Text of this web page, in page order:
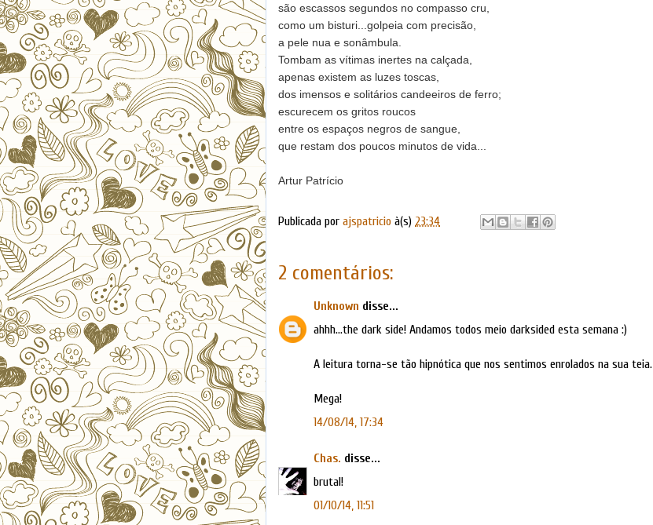
são escassos segundos no compasso cru,
como um bisturi...golpeia com precisão,
a pele nua e sonâmbula.
Tombam as vítimas inertes na calçada,
apenas existem as luzes toscas,
dos imensos e solitários candeeiros de ferro;
escurecem os gritos roucos
entre os espaços negros de sangue,
que restam dos poucos minutos de vida...
Artur Patrício
Publicada por ajspatricio à(s) 23:34
2 comentários:
Unknown disse...
ahhh...the dark side! Andamos todos meio darksided esta semana :)
A leitura torna-se tão hipnótica que nos sentimos enrolados na sua teia.
Mega!
14/08/14, 17:34
Chas. disse...
brutal!
01/10/14, 11:51